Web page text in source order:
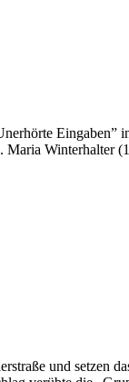
Eingaben”
Maria Winterhalter
und setzen